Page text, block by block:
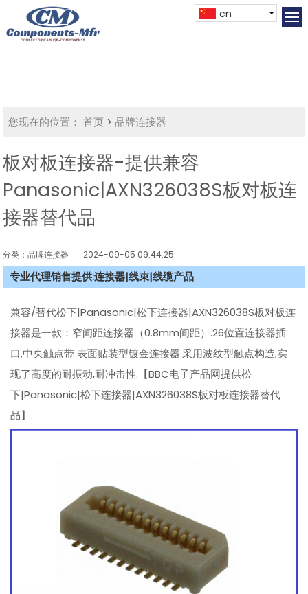
cn
您现在的位置： 首页 >品牌连接器
板对板连接器-提供兼容
Panasonic|AXN326038S板对板连
接器替代品
分类：品牌连接器 2024-09-05 09:44:25
专业代理销售提供:连接器|线束|线缆产品
兼容/替代松下|Panasonic|松下连接器|AXN326038S板对板连
接器是一款：窄间距连接器（0.8mm间距）.26位置连接器插
口,中央触点带 表面贴装型镀金连接器.采用波纹型触点构造,实
现了高度的耐振动,耐冲击性.【BBC电子产品网提供松
下|Panasonic|松下连接器|AXN326038S板对板连接器替代
品】.